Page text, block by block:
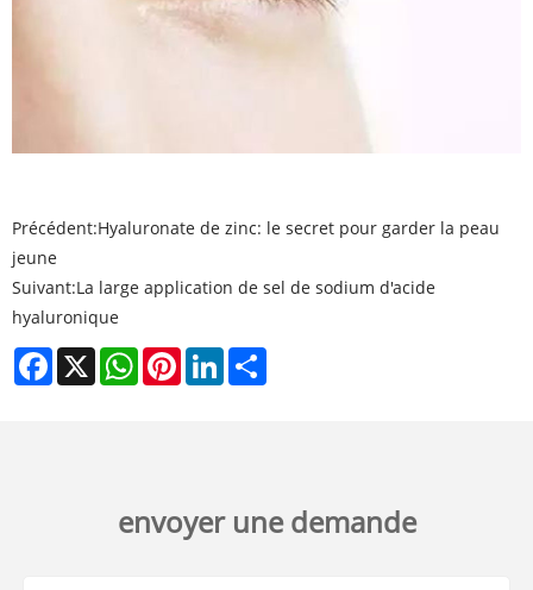
Précédent:Hyaluronate de zinc: le secret pour garder la peau
jeune
Suivant:La large application de sel de sodium d'acide
hyaluronique
Facebook
X WhatsAppPinterestLinkedIn
envoyer une demande